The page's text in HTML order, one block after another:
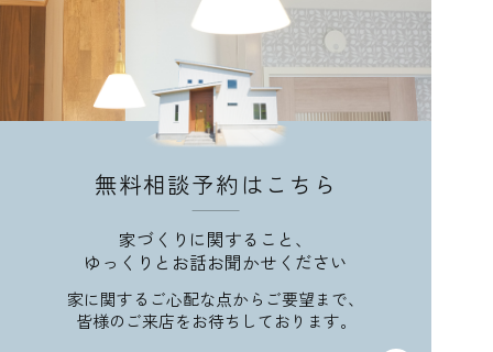
無料相談予約はこちら
家づくりに関すること、
ゆっくりとお話お聞かせください
家に関するご心配な点からご要望まで、
皆様のご来店をお待ちしております。